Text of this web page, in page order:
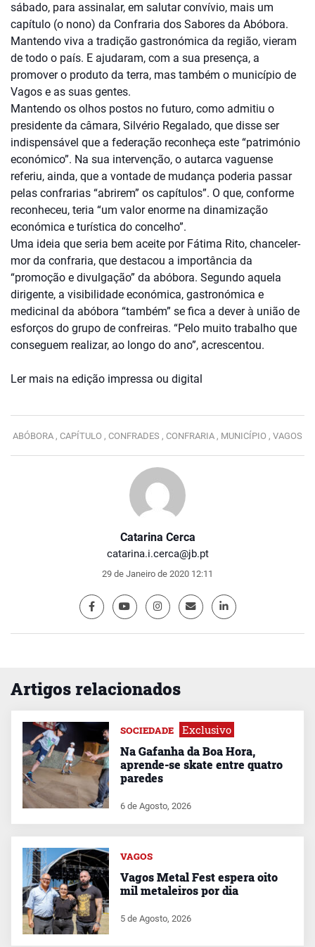
Catarina Cerca
catarina.i.cerca@jb.pt
29 de Janeiro de 2020 12:11
sábado, para assinalar, em salutar convívio, mais um
capítulo (o nono) da Confraria dos Sabores da Abóbora.
Mantendo viva a tradição gastronómica da região, vieram
de todo o país. E ajudaram, com a sua presença, a
promover o produto da terra, mas também o município de
Vagos e as suas gentes.
Mantendo os olhos postos no futuro, como admitiu o
presidente da câmara, Silvério Regalado, que disse ser
indispensável que a federação reconheça este “património
económico”. Na sua intervenção, o autarca vaguense
referiu, ainda, que a vontade de mudança poderia passar
pelas confrarias “abrirem” os capítulos”. O que, conforme
reconheceu, teria “um valor enorme na dinamização
económica e turística do concelho”.
Uma ideia que seria bem aceite por Fátima Rito, chanceler-
mor da confraria, que destacou a importância da
“promoção e divulgação” da abóbora. Segundo aquela
dirigente, a visibilidade económica, gastronómica e
medicinal da abóbora “também” se fica a dever à união de
esforços do grupo de confreiras. “Pelo muito trabalho que
conseguem realizar, ao longo do ano”, acrescentou.
Ler mais na edição impressa ou digital
ABÓBORA , CAPÍTULO , CONFRADES , CONFRARIA , MUNICÍPIO , VAGOS
Artigos relacionados
SOCIEDADE Exclusivo
Na Gafanha da Boa Hora,
aprende-se skate entre quatro
paredes
6 de Agosto, 2026
VAGOS
Vagos Metal Fest espera oito
mil metaleiros por dia
5 de Agosto, 2026